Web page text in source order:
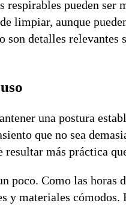
pueden ser
limpiar, aunque
son detalles
una postura
que no sea
más práctica
poco. Como las horas
y materiales